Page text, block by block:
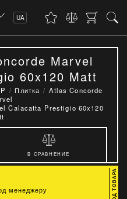
UA
Marvel
60x120 Matt
Плитка
Atlas Concorde
Calacatta Prestigio 60x120
В СРАВНЕНИЕ
менеджеру